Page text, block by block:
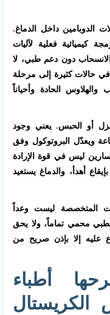
الدوبامين داخل الدماغ.
كيميائية فعلية لآليات
دون دعم طبي، لا
حالات كثيرة إلى مرحلة
الحادة وأحياناً
أو الحبس. يعني وجود
ويعدّل البروتوكول وفق
ليس في قوة الإرادة
أهدأ، والدماغ يستعيد
المتخصصة ليست وعداً
محمي تماماً، ولا يحق
عليه إلا بإذن صريح من
أطباء